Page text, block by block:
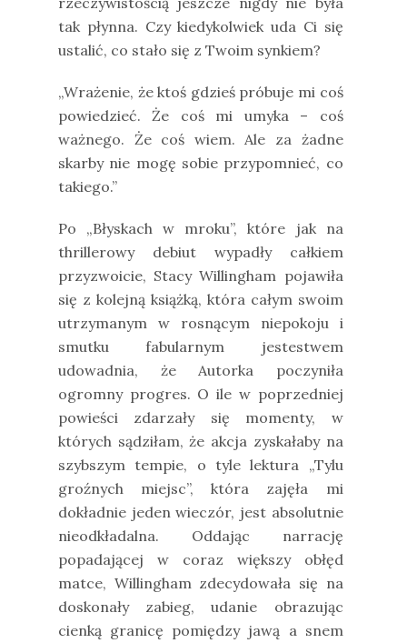
tak płynna. Czy kiedykolwiek uda Ci się
ustalić, co stało się z Twoim synkiem?
„Wrażenie, że ktoś gdzieś próbuje mi coś
powiedzieć. Że coś mi umyka – coś
ważnego. Że coś wiem. Ale za żadne
skarby nie mogę sobie przypomnieć, co
takiego.”
Po „Błyskach w mroku”, które jak na
thrillerowy debiut wypadły całkiem
przyzwoicie, Stacy Willingham pojawiła
się z kolejną książką, która całym swoim
utrzymanym w rosnącym niepokoju i
smutku fabularnym jestestwem
udowadnia, że Autorka poczyniła
ogromny progres. O ile w poprzedniej
powieści zdarzały się momenty, w
których sądziłam, że akcja zyskałaby na
szybszym tempie, o tyle lektura „Tylu
groźnych miejsc”, która zajęła mi
dokładnie jeden wieczór, jest absolutnie
nieodkładalna. Oddając narrację
popadającej w coraz większy obłęd
matce, Willingham zdecydowała się na
doskonały zabieg, udanie obrazując
cienką granicę pomiędzy jawą a snem